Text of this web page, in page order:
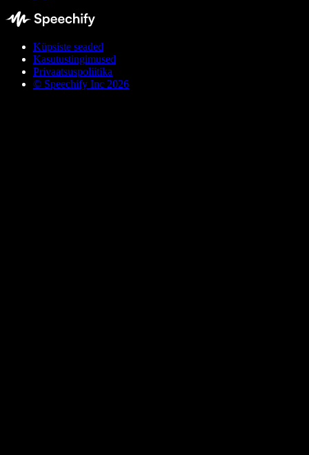
Küpsiste seaded
Kasutustingimused
Privaatsuspoliitika
© Speechify Inc 2026